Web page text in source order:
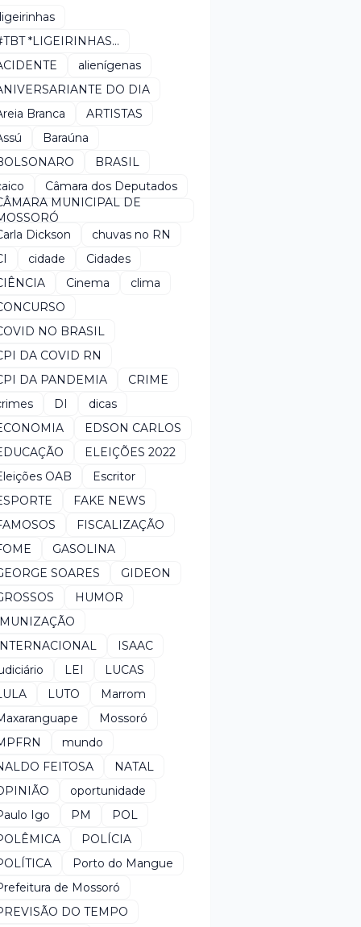
*LIGEIRINHAS...
alienígenas
DO DIA
Branca
ARTISTAS
Baraúna
BRASIL
Câmara dos Deputados
MUNICIPAL DE
Dickson
chuvas no RN
cidade
Cidades
Cinema
clima
NO BRASIL
DA COVID RN
DA PANDEMIA
CRIME
DI
dicas
EDSON CARLOS
ELEIÇÕES 2022
OAB
Escritor
FAKE NEWS
FISCALIZAÇÃO
GASOLINA
SOARES
GIDEON
HUMOR
ISAAC
LEI
LUCAS
LUTO
Marrom
Mossoró
mundo
FEITOSA
NATAL
oportunidade
Igo
PM
POL
POLÍCIA
Porto do Mangue
de Mossoró
DO TEMPO